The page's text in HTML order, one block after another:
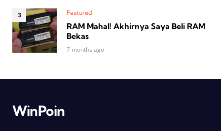
Featured
RAM Mahal! Akhirnya Saya Beli RAM
Bekas
7 months ago
WinPoin